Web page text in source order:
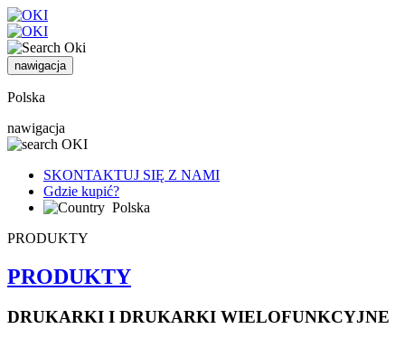
nawigacja
Polska
nawigacja
SKONTAKTUJ SIĘ Z NAMI
Gdzie kupić?
Polska
PRODUKTY
PRODUKTY
DRUKARKI I DRUKARKI WIELOFUNKCYJNE